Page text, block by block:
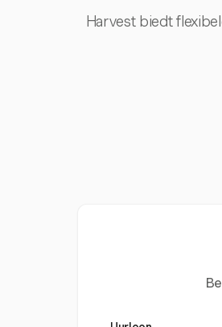
Harvest biedt